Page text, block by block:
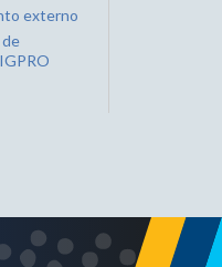
externo